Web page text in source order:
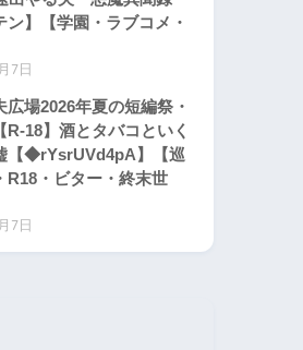
ン】【学園・ラブコメ・
7日
広場2026年夏の短編祭・
R-18】酒とタバコといく
【◆rYsrUVd4pA】【巡
R18・ビター・終末世
7日